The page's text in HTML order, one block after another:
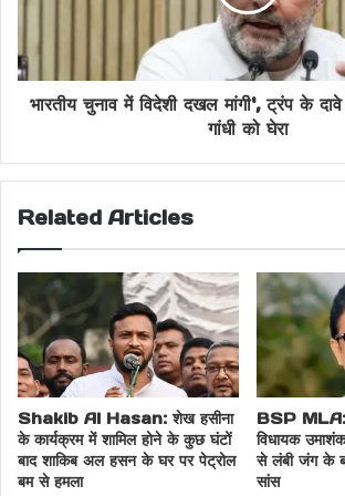
भारतीय चुनाव में विदेशी दखल मांगी', ट्रंप के
गांधी को घेरा
Related Articles
Shakib Al Hasan: शेख हसीना
के कार्यक्रम में शामिल होने के कुछ घंटों
बाद शाकिब अल हसन के घर पर पेट्रोल
बम से हमला
BSP MLA:
विधायक
से लंबी जंग के
सांस